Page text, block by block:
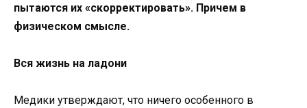
пытаются их «скорректировать». Причем в
физическом смысле.
Вся жизнь на ладони
Медики утверждают, что ничего особенного в